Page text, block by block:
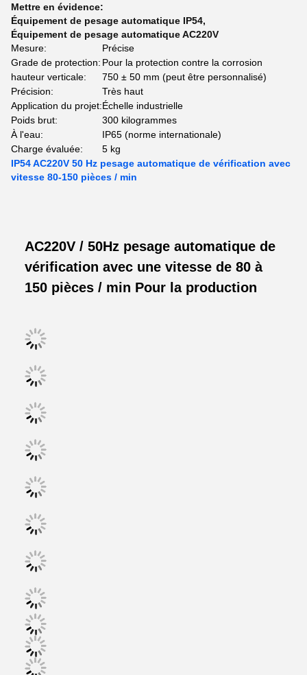
Mettre en évidence:
Équipement de pesage automatique IP54,
Équipement de pesage automatique AC220V
Mesure:
Précise
Grade de protection: Pour la protection contre la corrosion
hauteur verticale:
750 ± 50 mm (peut être personnalisé)
Précision:
Très haut
Application du projet:Échelle industrielle
Poids brut:
300 kilogrammes
À l'eau:
IP65 (norme internationale)
Charge évaluée:
5 kg
IP54 AC220V 50 Hz pesage automatique de vérification avec
vitesse 80-150 pièces / min
AC220V / 50Hz pesage automatique de
vérification avec une vitesse de 80 à
150 pièces / min Pour la production